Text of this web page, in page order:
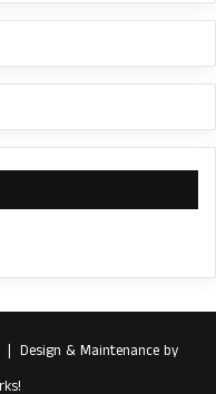
| Design & Maintenance by